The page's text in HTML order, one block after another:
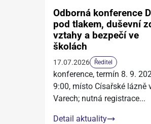
Odborná konference
pod tlakem, duševní
vztahy a bezpečí ve
školách
17.07.2026 Ředitel
konference, termín 8. 9.
9:00, místo Císařské lázně
Varech; nutná registrace...
Detail aktuality